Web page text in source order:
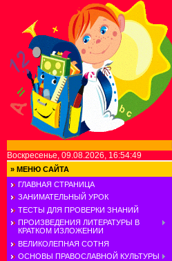
Воскресенье, 09.08.2026, 16:54:49
» МЕНЮ САЙТА
ГЛАВНАЯ СТРАНИЦА
ЗАНИМАТЕЛЬНЫЙ УРОК
ТЕСТЫ ДЛЯ ПРОВЕРКИ ЗНАНИЙ
ПРОИЗВЕДЕНИЯ ЛИТЕРАТУРЫ В
КРАТКОМ ИЗЛОЖЕНИИ
ВЕЛИКОЛЕПНАЯ СОТНЯ
ОСНОВЫ ПРАВОСЛАВНОЙ КУЛЬТУРЫ